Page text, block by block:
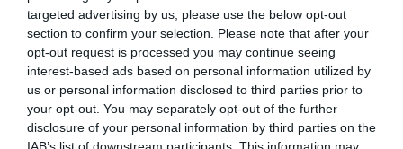
targeted advertising by us, please use the below opt-out
section to confirm your selection. Please note that after your
opt-out request is processed you may continue seeing
interest-based ads based on personal information utilized by
us or personal information disclosed to third parties prior to
your opt-out. You may separately opt-out of the further
disclosure of your personal information by third parties on the
IAB’s list of downstream participants. This information may